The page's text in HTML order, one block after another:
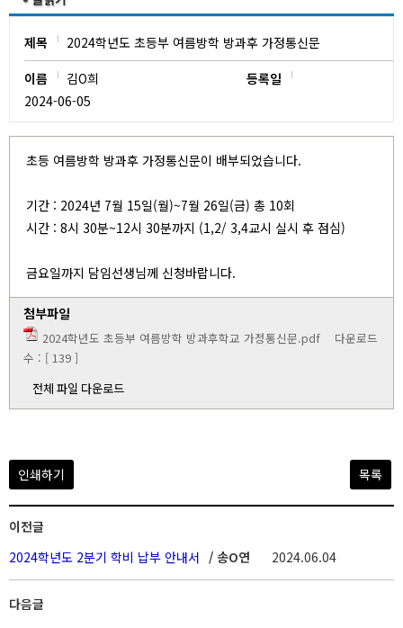
제목
2024학년도 초등부 여름방학 방과후 가정통신문
이름
김O희
등록일
2024-06-05
초등 여름방학 방과후 가정통신문이 배부되었습니다.
기간 : 2024년 7월 15일(월)~7월 26일(금) 총 10회
시간 : 8시 30분~12시 30분까지 (1,2/ 3,4교시 실시 후 점심)
금요일까지 담임선생님께 신청바랍니다.
첨부파일
2024학년도 초등부 여름방학 방과후학교 가정통신문.pdf 다운로드
수 : [ 139 ]
전체 파일 다운로드
인쇄하기 목록
이전글
2024학년도 2분기 학비 납부 안내서 / 송O연 2024.06.04
다음글